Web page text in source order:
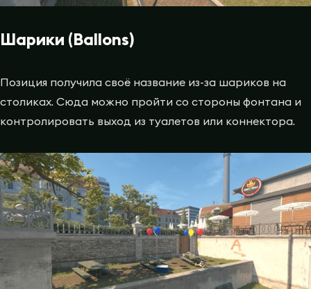
Шарики (Ballons)
Позиция получила своё название из-за шариков на
столиках. Сюда можно пройти со стороны фонтана и
контролировать выход из туалетов или коннектора.